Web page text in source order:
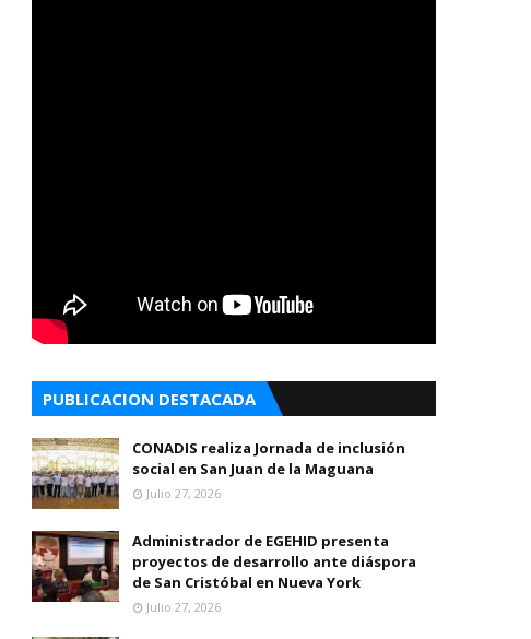
PUBLICACION DESTACADA
CONADIS realiza Jornada de inclusión
social en San Juan de la Maguana
Julio 27, 2026
Administrador de EGEHID presenta
proyectos de desarrollo ante diáspora
de San Cristóbal en Nueva York
Julio 27, 2026